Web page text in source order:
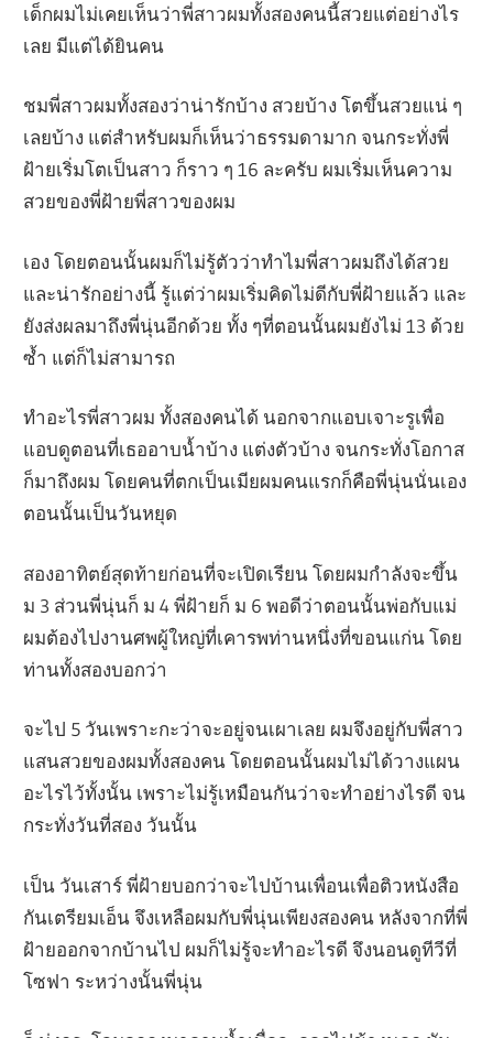
เด็กผมไม่เคยเห็นว่าพี่สาวผมทั้งสองคนนี้สวยแต่อย่างไร
เลย มีแต่ได้ยินคน
ชมพี่สาวผมทั้งสองว่าน่ารักบ้าง สวยบ้าง โตขึ้นสวยแน่ ๆ
เลยบ้าง แต่สำหรับผมก็เห็นว่าธรรมดามาก จนกระทั่งพี่
ฝ้ายเริ่มโตเป็นสาว ก็ราว ๆ 16 ละครับ ผมเริ่มเห็นความ
สวยของพี่ฝ้ายพี่สาวของผม
เอง โดยตอนนั้นผมก็ไม่รู้ตัวว่าทำไมพี่สาวผมถึงได้สวย
และน่ารักอย่างนี้ รู้แต่ว่าผมเริ่มคิดไม่ดีกับพี่ฝ้ายแล้ว และ
ยังส่งผลมาถึงพี่นุ่นอีกด้วย ทั้ง ๆที่ตอนนั้นผมยังไม่ 13 ด้วย
ซ้ำ แต่ก็ไม่สามารถ
ทำอะไรพี่สาวผม ทั้งสองคนได้ นอกจากแอบเจาะรูเพื่อ
แอบดูตอนที่เธออาบน้ำบ้าง แต่งตัวบ้าง จนกระทั่งโอกาส
ก็มาถึงผม โดยคนที่ตกเป็นเมียผมคนแรกก็คือพี่นุ่นนั่นเอง
ตอนนั้นเป็นวันหยุด
สองอาทิตย์สุดท้ายก่อนที่จะเปิดเรียน โดยผมกำลังจะขึ้น
ม 3 ส่วนพี่นุ่นก็ ม 4 พี่ฝ้ายก็ ม 6 พอดีว่าตอนนั้นพ่อกับแม่
ผมต้องไปงานศพผู้ใหญ่ที่เคารพท่านหนึ่งที่ขอนแก่น โดย
ท่านทั้งสองบอกว่า
จะไป 5 วันเพราะกะว่าจะอยู่จนเผาเลย ผมจึงอยู่กับพี่สาว
แสนสวยของผมทั้งสองคน โดยตอนนั้นผมไม่ได้วางแผน
อะไรไว้ทั้งนั้น เพราะไม่รู้เหมือนกันว่าจะทำอย่างไรดี จน
กระทั่งวันที่สอง วันนั้น
เป็น วันเสาร์ พี่ฝ้ายบอกว่าจะไปบ้านเพื่อนเพื่อติวหนังสือ
กันเตรียมเอ็น จึงเหลือผมกับพี่นุ่นเพียงสองคน หลังจากที่พี่
ฝ้ายออกจากบ้านไป ผมก็ไม่รู้จะทำอะไรดี จึงนอนดูทีวีที่
โซฟา ระหว่างนั้นพี่นุ่น